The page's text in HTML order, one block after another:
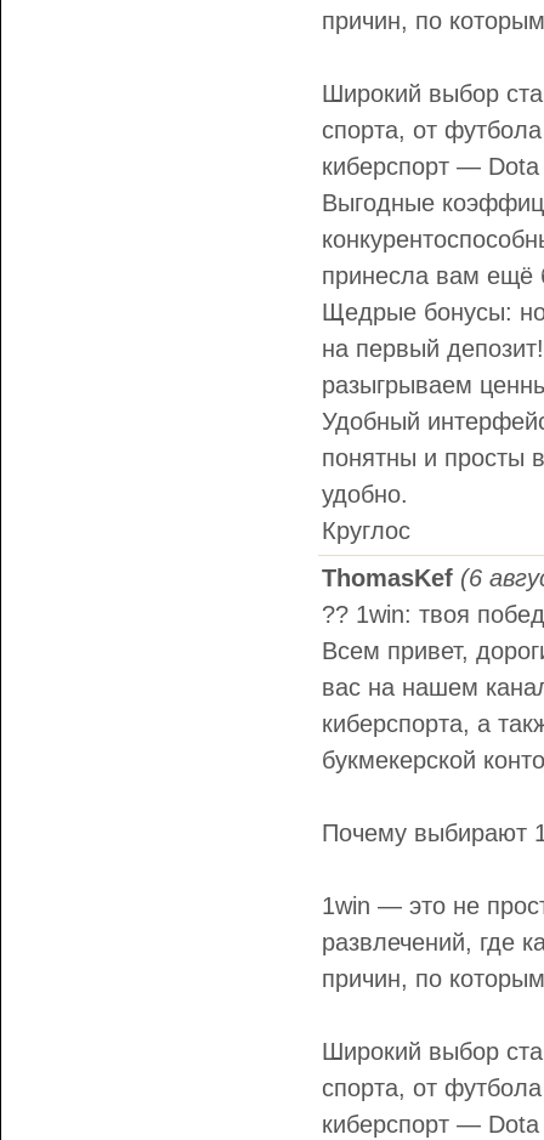
причин, по
Широкий выбор
спорта, от
киберспорт —
Выгодные
принесла вам ещё
Щедрые бонусы:
на первый
разыгрываем
Удобный
понятны и просты
удобно.
Круглос
ThomasKef (6
?? 1win: твоя
Всем привет,
вас на нашем
киберспорта, а
букмекерской
Почему выбирают
1win — это не
развлечений, где
причин, по
Широкий выбор
спорта, от
киберспорт —